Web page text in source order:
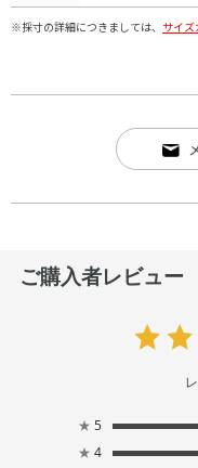
※採寸の詳細につきましては、 サイズ
ご購入者レビュー
★ 5
★ 4